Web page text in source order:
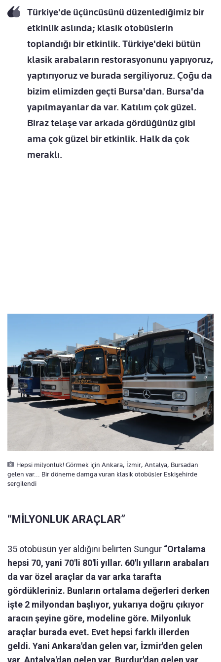
Türkiye'de üçüncüsünü düzenlediğimiz bir
etkinlik aslında; klasik otobüslerin
toplandığı bir etkinlik. Türkiye'deki bütün
klasik arabaların restorasyonunu yapıyoruz,
yaptırıyoruz ve burada sergiliyoruz. Çoğu da
bizim elimizden geçti Bursa'dan. Bursa'da
yapılmayanlar da var. Katılım çok güzel.
Biraz telaşe var arkada gördüğünüz gibi
ama çok güzel bir etkinlik. Halk da çok
meraklı.
Hepsi milyonluk! Görmek için Ankara, İzmir, Antalya, Bursadan
gelen var... Bir döneme damga vuran klasik otobüsler Eskişehirde
sergilendi
“MİLYONLUK ARAÇLAR”
35 otobüsün yer aldığını belirten Sungur “Ortalama
hepsi 70, yani 70'li 80'li yıllar. 60'lı yılların arabaları
da var özel araçlar da var arka tarafta
gördükleriniz. Bunların ortalama değerleri derken
işte 2 milyondan başlıyor, yukarıya doğru çıkıyor
aracın şeyine göre, modeline göre. Milyonluk
araçlar burada evet. Evet hepsi farklı illerden
geldi. Yani Ankara'dan gelen var, İzmir'den gelen
var, Antalya'dan gelen var, Burdur'dan gelen var,